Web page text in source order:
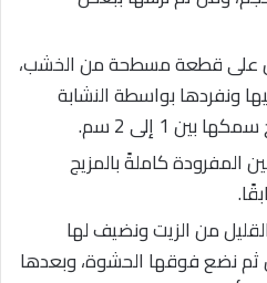
على قطعة مسطحة من الخشب،
ونفردها بواسطة النشابة
بين 1 إلى 2 سم.
المفرودة كاملةً بالمزيج
من الزيت ونضيف لها
نضع فوقها الحشوة، وبعدها